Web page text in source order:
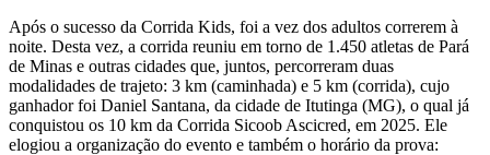
Após o sucesso da Corrida Kids, foi a vez dos adultos correrem à
noite. Desta vez, a corrida reuniu em torno de 1.450 atletas de Pará
de Minas e outras cidades que, juntos, percorreram duas
modalidades de trajeto: 3 km (caminhada) e 5 km (corrida), cujo
ganhador foi Daniel Santana, da cidade de Itutinga (MG), o qual já
conquistou os 10 km da Corrida Sicoob Ascicred, em 2025. Ele
elogiou a organização do evento e também o horário da prova: